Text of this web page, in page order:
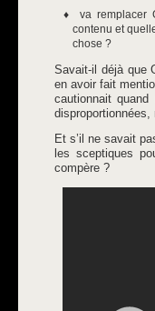
va remplacer
contenu et
chose ?
Savait-il déjà que
en avoir fait
cautionnait
disproportionnées,
Et s’il ne savait
les sceptiques
compère ?